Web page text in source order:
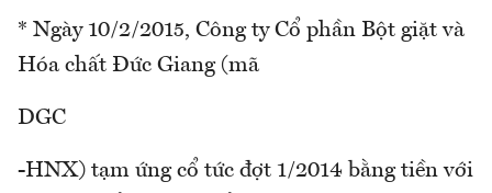
* Ngày 10/2/2015, Công ty Cổ phần Bột giặt và
Hóa chất Đức Giang (mã
DGC
-HNX) tạm ứng cổ tức đợt 1/2014 bằng tiền với